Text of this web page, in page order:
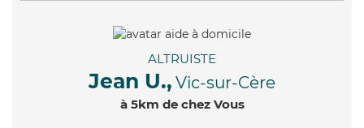
ALTRUISTE
Jean U., Vic-sur-Cère
à 5km de chez Vous